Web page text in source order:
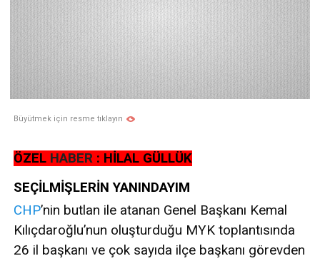
Büyütmek için resme tıklayın
ÖZEL HABER : HİLAL GÜLLÜK
SEÇİLMİŞLERİN YANINDAYIM
CHP’nin butlan ile atanan Genel Başkanı Kemal
Kılıçdaroğlu’nun oluşturduğu MYK toplantısında
26 il başkanı ve çok sayıda ilçe başkanı görevden